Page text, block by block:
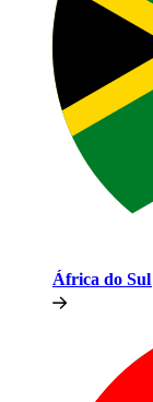
África do Sul​​